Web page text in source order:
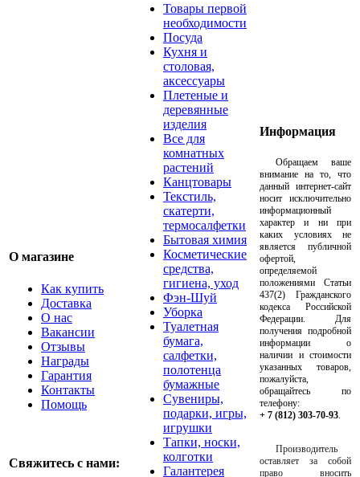
О магазине
Как купить
Доставка
О нас
Вакансии
Отзывы
Награды
Гарантия
Контакты
Помощь
Свяжитесь с нами:
Товары первой
необходимости
Посуда
Кухня и
столовая,
аксессуары
Плетеные и
деревянные
изделия
Все для
комнатных
растений
Канцтовары
Текстиль,
скатерти,
термосалфетки
Бытовая химия
Косметические
средства,
гигиена, уход
Фэн-Шуй
Уборка
Туалетная
бумага,
салфетки,
полотенца
бумажные
Сувениры,
подарки, игры,
игрушки
Тапки, носки,
колготки
Галантерея
Информация
Обращаем ваше
внимание на то, что
данный интернет-сайт
носит исключительно
информационный
характер и ни при
каких условиях не
является публичной
офертой,
определяемой
положениями Статьи
437(2) Гражданского
кодекса Российской
Федерации. Для
получения подробной
информации о
наличии и стоимости
указанных товаров,
пожалуйста,
обращайтесь по
телефону:
+ 7 (812) 303-70-93
Производитель
оставляет за собой
право вносить